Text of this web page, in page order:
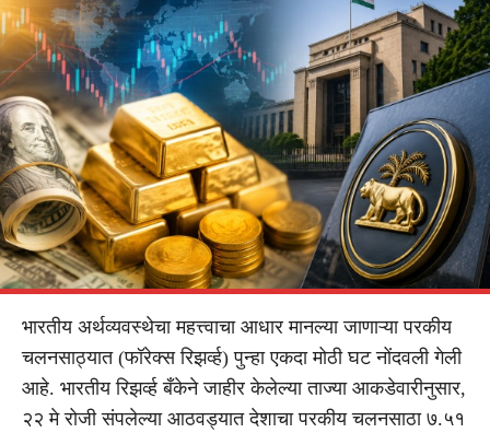
भारतीय अर्थव्यवस्थेचा महत्त्वाचा आधार मानल्या जाणाऱ्या परकीय
चलनसाठ्यात (फॉरेक्स रिझर्व्ह) पुन्हा एकदा मोठी घट नोंदवली गेली
आहे. भारतीय रिझर्व्ह बँकेने जाहीर केलेल्या ताज्या आकडेवारीनुसार,
२२ मे रोजी संपलेल्या आठवड्यात देशाचा परकीय चलनसाठा ७.५१